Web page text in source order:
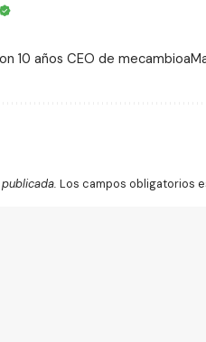
10 años CEO de
Los campos obligatorios